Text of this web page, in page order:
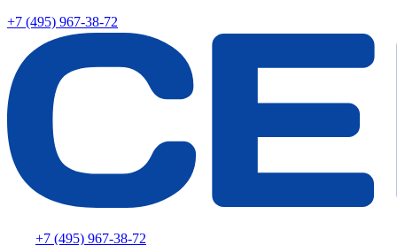
+7 (495) 967-38-72
+7 (495) 967-38-72